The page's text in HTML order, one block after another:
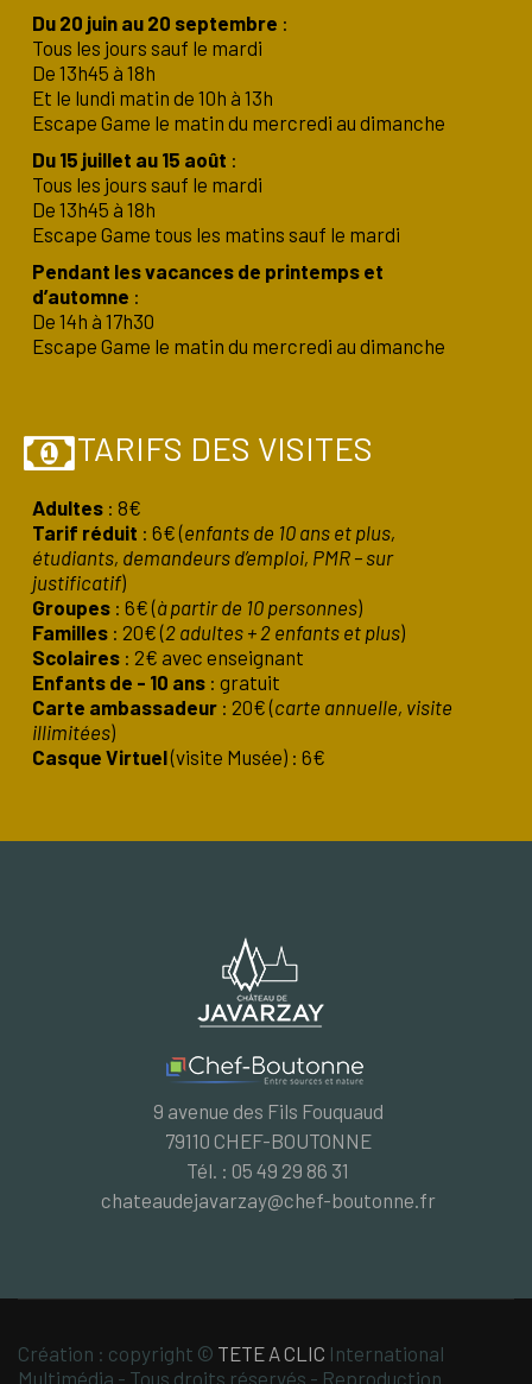
Du 20 juin au 20 septembre :
Tous les jours sauf le mardi
De 13h45 à 18h
Et le lundi matin de 10h à 13h
Escape Game le matin du mercredi au dimanche
Du 15 juillet au 15 août :
Tous les jours sauf le mardi
De 13h45 à 18h
Escape Game tous les matins sauf le mardi
Pendant les vacances de printemps et
d’automne :
De 14h à 17h30
Escape Game le matin du mercredi au dimanche
TARIFS DES VISITES
Adultes : 8€
Tarif réduit : 6€ (enfants de 10 ans et plus,
étudiants, demandeurs d’emploi, PMR – sur
justificatif)
Groupes : 6€ (à partir de 10 personnes)
Familles : 20€ (2 adultes + 2 enfants et plus)
Scolaires : 2€ avec enseignant
Enfants de - 10 ans : gratuit
Carte ambassadeur : 20€ (carte annuelle, visite
illimitées)
Casque Virtuel(visite Musée) : 6€
9 avenue des Fils Fouquaud
79110 CHEF-BOUTONNE
Tél. : 05 49 29 86 31
chateaudejavarzay@chef-boutonne.fr
Création : copyright © TETE A CLIC International
Multimédia - Tous droits réservés - Reproduction